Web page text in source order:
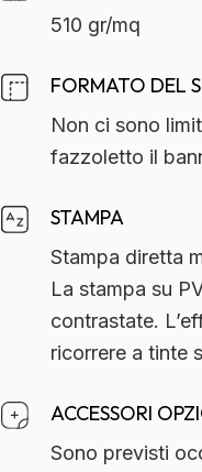
510 gr/mq
FORMATO DEL
Non ci sono
fazzoletto il
STAMPA
Stampa diretta
La stampa su
contrastate.
ricorrere a tinte
ACCESSORI
Sono previsti